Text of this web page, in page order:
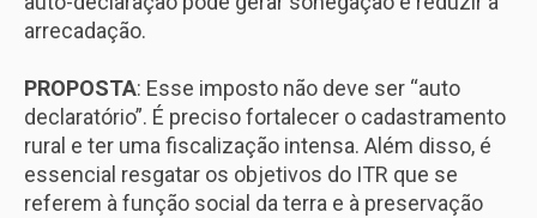
arrecadação.
PROPOSTA: Esse imposto não deve ser “auto
declaratório”. É preciso fortalecer o cadastramento
rural e ter uma fiscalização intensa. Além disso, é
essencial resgatar os objetivos do ITR que se
referem à função social da terra e à preservação